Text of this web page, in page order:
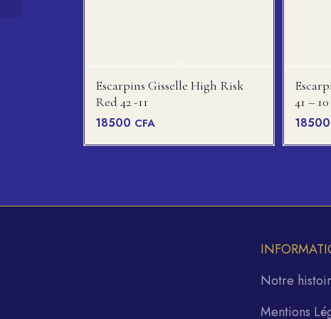
Escarpins Gisselle High Risk
Red 42 -11
18500 CFA
41 – 10
18500
Notre
Mentions